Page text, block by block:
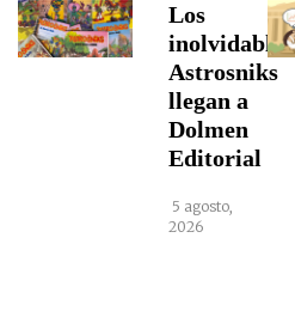
Los
inolvidables
Astrosniks
llegan a
Dolmen
Editorial
5 agosto,
2026